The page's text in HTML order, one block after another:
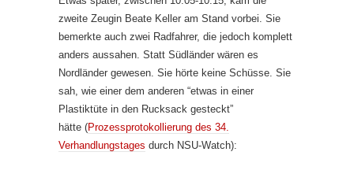
zweite Zeugin Beate Keller am Stand vorbei. Sie
bemerkte auch zwei Radfahrer, die jedoch komplett
anders aussahen. Statt Südländer wären es
Nordländer gewesen. Sie hörte keine Schüsse. Sie
sah, wie einer dem anderen “etwas in einer
Plastiktüte in den Rucksack gesteckt”
hätte (Prozessprotokollierung des 34.
Verhandlungstages durch NSU-Watch):